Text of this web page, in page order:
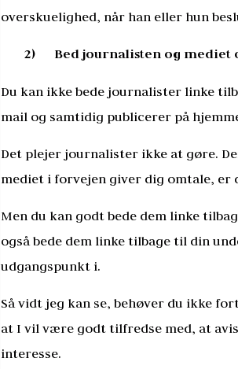
overskuelighed, når han eller hun
2) Bed journalisten og mediet
Du kan ikke bede journalister linke
mail og samtidig publicerer på
Det plejer journalister ikke at gøre.
mediet i forvejen giver dig omtale, er
Men du kan godt bede dem linke
også bede dem linke tilbage til din
udgangspunkt i.
Så vidt jeg kan se, behøver du ikke
at I vil være godt tilfredse med, at
interesse.